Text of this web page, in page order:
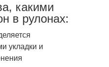
какими
в рулонах:
укладки и